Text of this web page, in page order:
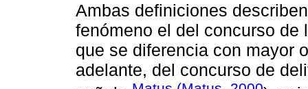
Ambas definiciones
fenómeno el del concurso
que se diferencia con mayor
adelante, del concurso de